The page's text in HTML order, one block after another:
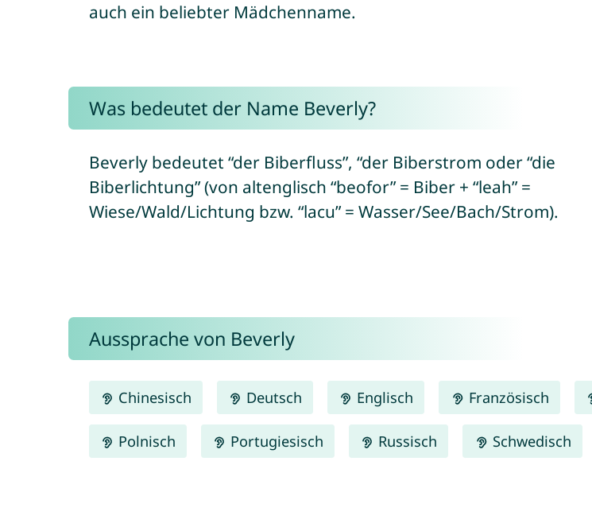
auch ein beliebter Mädchenname.
Was bedeutet der Name Beverly?
Beverly bedeutet “der Biberfluss”, “der Biberstrom oder “die
Biberlichtung” (von altenglisch “beofor” = Biber + “leah” =
Wiese/Wald/Lichtung bzw. “lacu” = Wasser/See/Bach/Strom).
Aussprache von Beverly
Chinesisch Deutsch Englisch Französisch
Polnisch Portugiesisch Russisch Schwedisch